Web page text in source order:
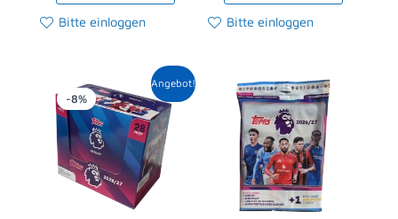
Bitte einloggen Bitte einloggen
Angebot!
-8%
Ursprünglicher
Preis
war:
119,00 €
Aktueller
Preis
ist:
108,99 €.